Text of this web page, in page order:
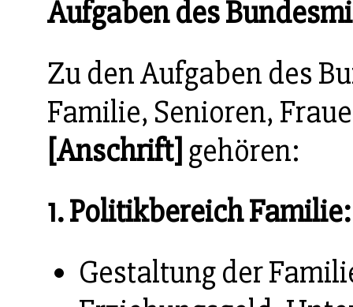
Aufgaben des
Zu den Aufgaben des
Familie, Senioren,
[Anschrift] gehören:
1. Politikbereich Familie:
Gestaltung der